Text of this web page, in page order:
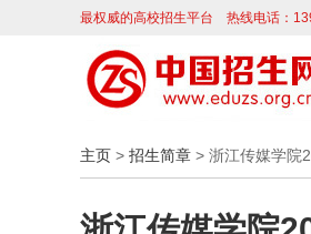
最权威的高校招生平台 热线电话：
主页 > 招生简章 > 浙江传媒学院